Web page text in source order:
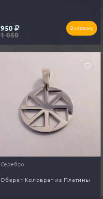
950
1 050
В корзину
Серебро
Оберег Коловрат из Платины